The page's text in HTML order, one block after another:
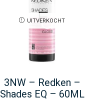
UITVERKOCHT
3NW – Redken –
Shades EQ – 60ML